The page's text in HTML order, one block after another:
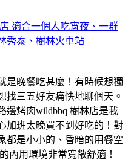
適合一個人吃宵夜、一群
秀泰、樹林火車站
是晚餐吃甚麼！有時候想獨
找三五好友痛快地聊個天。
邊烤肉wildbbq 樹林店是我
加班太晚買不到好吃的！對
都是小小的、昏暗的用餐空
內用環境非常寬敞舒適！